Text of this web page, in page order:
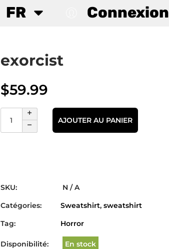
FR Connexion
exorcist
$59.99
AJOUTER AU PANIER
SKU:
N / A
Catégories:
Sweatshirt, sweatshirt
Tag:
Horror
Disponibilité: En stock